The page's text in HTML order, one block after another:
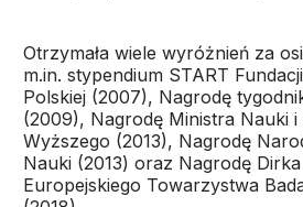
Otrzymała wiele wyróżnień za
m.in. stypendium START
Polskiej (2007), Nagrodę
(2009), Nagrodę Ministra Nauki
Wyższego (2013), Nagrodę
Nauki (2013) oraz Nagrodę
Europejskiego Towarzystwa